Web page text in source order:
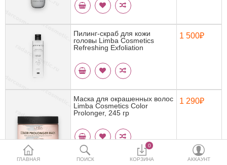
✓ Отправка 24ч ✓ Оригинал · ✓ Поддержка
ГЛАВНАЯ ПОИСК
0
КОРЗИНА АККАУНТ
Пилинг-скраб для кожи
головы Limba Cosmetics
Refreshing Exfoliation
1 500₽
Маска для окрашенных волос
Limba Cosmetics Color
Prolonger, 245 гр
1 290₽